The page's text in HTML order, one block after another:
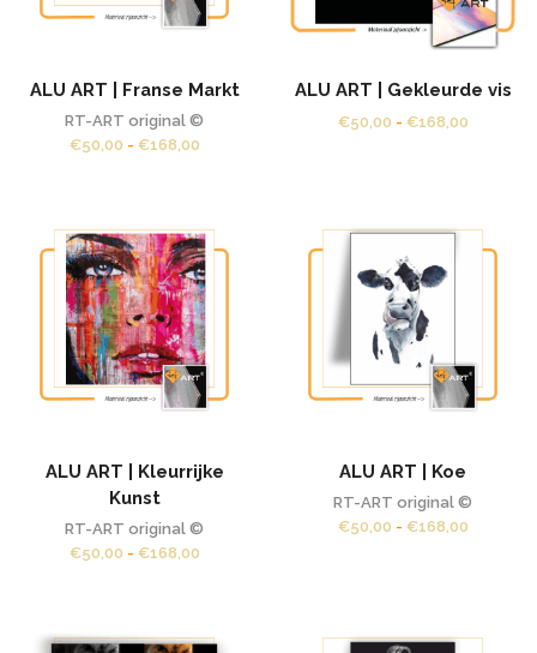
ALU ART | Franse Markt
RT-ART original ©
€50,00 - €168,00Prijsklasse:
ALU ART | Gekleurde vis
€50,00 - €168,00
ALU ART | Kleurrijke
Kunst
RT-ART original ©
€50,00 - €168,00Prijsklasse:
ALU ART | Koe
RT-ART original ©
€50,00 - €168,00